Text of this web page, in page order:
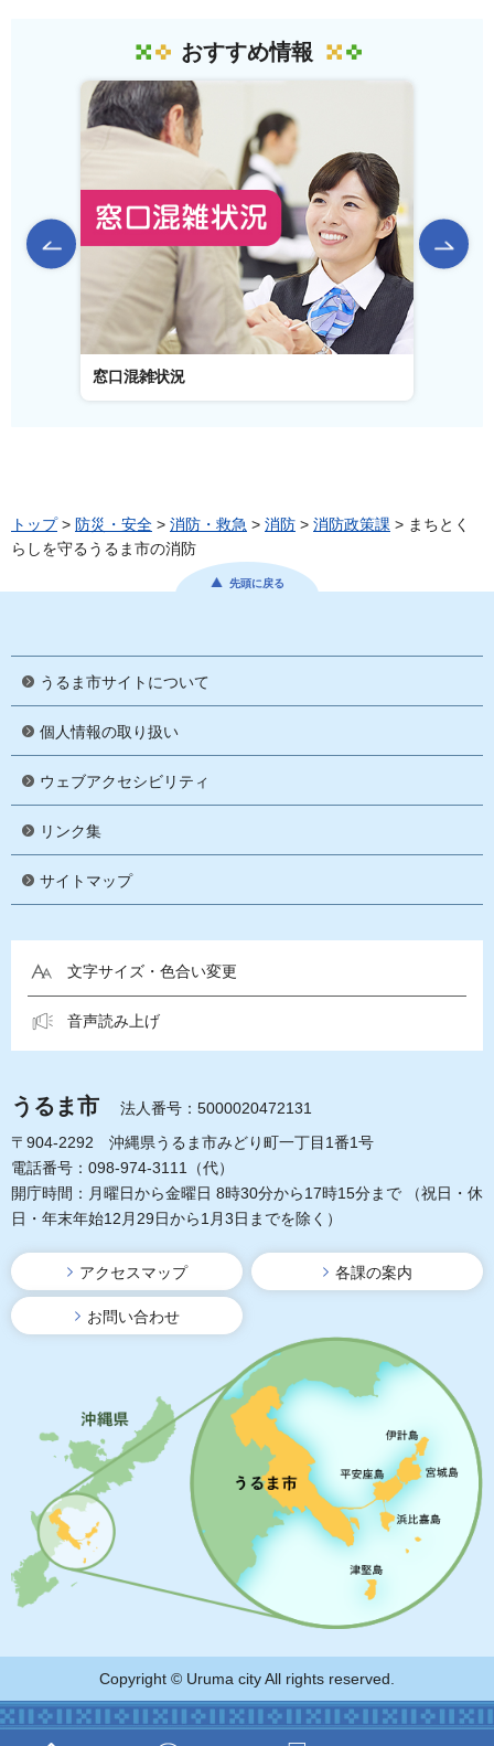
おすすめ情報
前のスライドを表示
窓口混雑状況
トップ> 防災・安全 > 消防・救急 > 消防 > 消防政策課 > まちとく
らしを守るうるま市の消防
先頭に戻る
うるま市サイトについて
個人情報の取り扱い
ウェブアクセシビリティ
リンク集
サイトマップ
文字サイズ・色合い変更
音声読み上げ
うるま市
法人番号：5000020472131
〒904-2292 沖縄県うるま市みどり町一丁目1番1号
電話番号：098-974-3111（代）
開庁時間：月曜日から金曜日 8時30分から17時15分まで
（祝日・休
日・年末年始12月29日から1月3日までを除く）
アクセスマップ 各課の案内
お問い合わせ
Copyright © Uruma city All rights reserved.